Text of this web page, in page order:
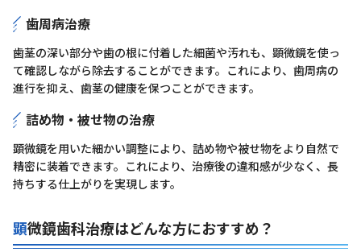
歯周病治療
歯茎の深い部分や歯の根に付着した細菌や汚れも、顕微鏡を使っ
て確認しながら除去することができます。これにより、歯周病の
進行を抑え、歯茎の健康を保つことができます。
詰め物・被せ物の治療
顕微鏡を用いた細かい調整により、詰め物や被せ物をより自然で
精密に装着できます。これにより、治療後の違和感が少なく、長
持ちする仕上がりを実現します。
顕微鏡歯科治療はどんな方におすすめ？